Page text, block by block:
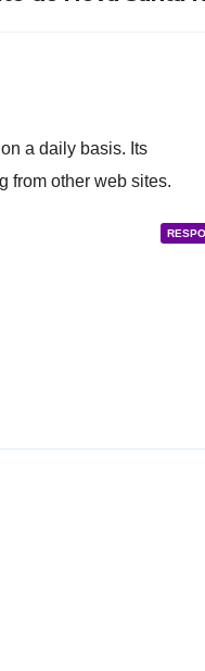
a daily basis. Its
from other web sites.